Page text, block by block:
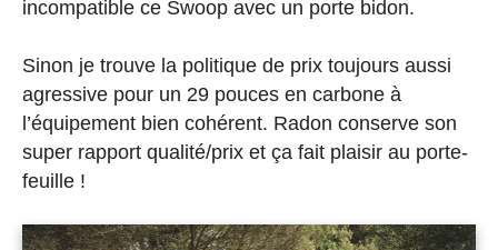
incompatible ce Swoop avec un porte bidon.
Sinon je trouve la politique de prix toujours aussi
agressive pour un 29 pouces en carbone à
l’équipement bien cohérent. Radon conserve son
super rapport qualité/prix et ça fait plaisir au porte-
feuille !